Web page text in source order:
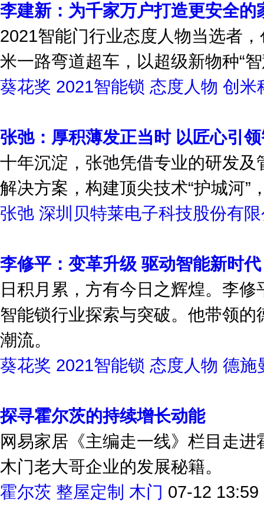
李建新：为千家万户打造更安全的
2021智能门行业态度人物当选者
米一路弯道超车，以超级新物种“
葵花奖 2021智能锁 态度人物 创米
张弛：厚积薄发正当时 以匠心引
十年沉淀，张弛凭借专业的研发
解决方案，构建顶尖技术“护城河
张弛 深圳贝特莱电子科技股份有
李修平：变革升级 驱动智能新时代
日积月累，方有今日之辉煌。李
智能锁行业探索与突破。他带领
潮流。
葵花奖 2021智能锁 态度人物 德施
探寻霍尔茨的持续增长动能
网易家居《主编走一线》栏目走
木门老大哥企业的发展秘籍。
霍尔茨 整屋定制 木门 07-12 13:59